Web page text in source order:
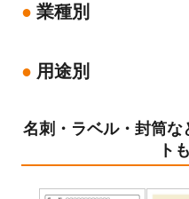
業種別
用途別
名刺・ラベル・封筒
ト